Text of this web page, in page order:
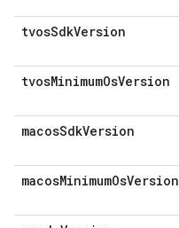
tvosSdkVersion
tvosMinimumOsVersion
macosSdkVersion
macosMinimumOsVersion